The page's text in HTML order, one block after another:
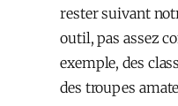
rester suivant
outil, pas assez
exemple, des
des troupes